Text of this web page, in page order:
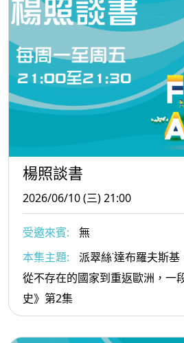
楊照談書
2026/06/10 (三) 21:00
受邀來賓:
無
本集主題:
派翠絲˙達布羅夫斯
從不存在的國家到重返歐洲，一
史》第2集